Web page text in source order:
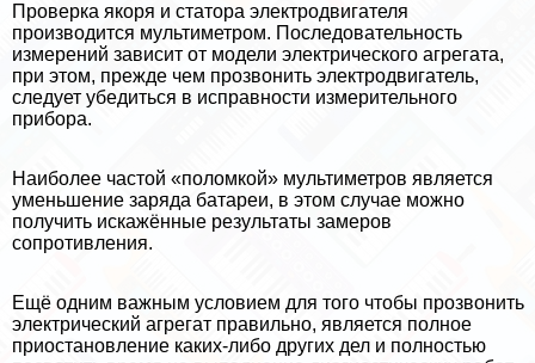
Проверка якоря и статора электродвигателя
производится мультиметром. Последовательность
измерений зависит от модели электрического агрегата,
при этом, прежде чем прозвонить электродвигатель,
следует убедиться в исправности измерительного
прибора.
Наиболее частой «поломкой» мультиметров является
уменьшение заряда батареи, в этом случае можно
получить искажённые результаты замеров
сопротивления.
Ещё одним важным условием для того чтобы прозвонить
электрический агрегат правильно, является полное
приостановление каких-либо других дел и полностью